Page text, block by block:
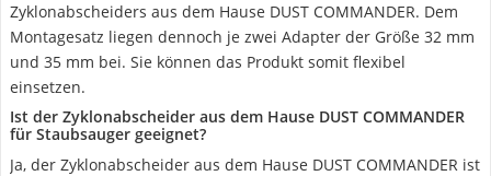
Zyklonabscheiders aus dem Hause DUST COMMANDER. Dem
Montagesatz liegen dennoch je zwei Adapter der Größe 32 mm
und 35 mm bei. Sie können das Produkt somit flexibel
einsetzen.
Ist der Zyklonabscheider aus dem Hause DUST COMMANDER
für Staubsauger geeignet?
Ja, der Zyklonabscheider aus dem Hause DUST COMMANDER ist